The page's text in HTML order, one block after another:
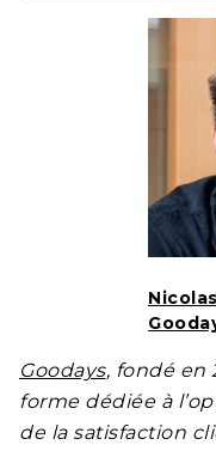
Goodays, fondé en
forme dédiée à
de la satisfaction